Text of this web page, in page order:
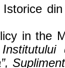
in the